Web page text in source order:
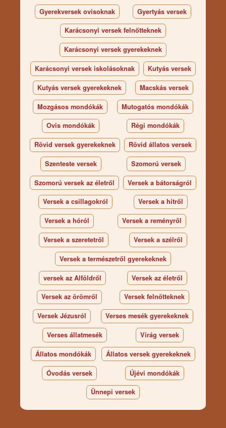
Gyerekversek ovisoknak Gyertyás versek
Karácsonyi versek felnőtteknek
Karácsonyi versek gyerekeknek
Karácsonyi versek iskolásoknak Kutyás versek
Kutyás versek gyerekeknek Macskás versek
Mozgásos mondókák Mutogatós mondókák
Ovis mondókák Régi mondókák
Rövid versek gyerekeknek Rövid állatos versek
Szenteste versek Szomorú versek
Szomorú versek az életről Versek a bátorságról
Versek a csillagokról Versek a hitről
Versek a hóról Versek a reményről
Versek a szeretetről Versek a szélről
Versek a természetről gyerekeknek
versek az Alföldről Versek az életről
Versek az örömről Versek felnőtteknek
Versek Jézusról Verses mesék gyerekeknek
Verses állatmesék Virág versek
Állatos mondókák Állatos versek gyerekeknek
Óvodás versek Újévi mondókák
Ünnepi versek